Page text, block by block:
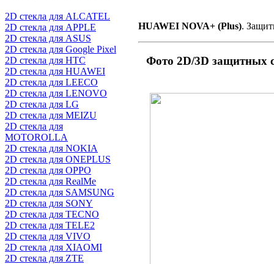
2D стекла для ALCATEL
2D стекла для APPLE
2D стекла для ASUS
2D стекла для Google Pixel
2D стекла для HTC
2D стекла для HUAWEI
2D стекла для LEECO
2D стекла для LENOVO
2D стекла для LG
2D стекла для MEIZU
2D стекла для
MOTOROLLA
2D стекла для NOKIA
2D стекла для ONEPLUS
2D стекла для OPPO
2D стекла для RealMe
2D стекла для SAMSUNG
2D стекла для SONY
2D стекла для TECNO
2D стекла для TELE2
2D стекла для VIVO
2D стекла для XIAOMI
2D стекла для ZTE
HUAWEI NOVA+ (Plus).
Фото 2D/3D защитных